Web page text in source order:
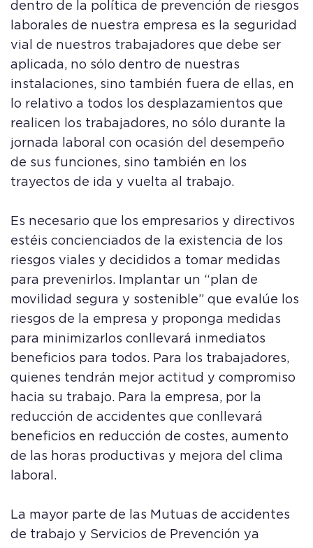
dentro de la política de prevención de riesgos
laborales de nuestra empresa es la seguridad
vial de nuestros trabajadores que debe ser
aplicada, no sólo dentro de nuestras
instalaciones, sino también fuera de ellas, en
lo relativo a todos los desplazamientos que
realicen los trabajadores, no sólo durante la
jornada laboral con ocasión del desempeño
de sus funciones, sino también en los
trayectos de ida y vuelta al trabajo.
Es necesario que los empresarios y directivos
estéis concienciados de la existencia de los
riesgos viales y decididos a tomar medidas
para prevenirlos. Implantar un “plan de
movilidad segura y sostenible” que evalúe los
riesgos de la empresa y proponga medidas
para minimizarlos conllevará inmediatos
beneficios para todos. Para los trabajadores,
quienes tendrán mejor actitud y compromiso
hacia su trabajo. Para la empresa, por la
reducción de accidentes que conllevará
beneficios en reducción de costes, aumento
de las horas productivas y mejora del clima
laboral.
La mayor parte de las Mutuas de accidentes
de trabajo y Servicios de Prevención ya